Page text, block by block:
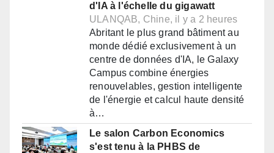
d'IA à l'échelle du gigawatt
ULANQAB, Chine, il y a 2 heures
Abritant le plus grand bâtiment au
monde dédié exclusivement à un
centre de données d'IA, le Galaxy
Campus combine énergies
renouvelables, gestion intelligente
de l'énergie et calcul haute densité
à…
Le salon Carbon Economics
s'est tenu à la PHBS de